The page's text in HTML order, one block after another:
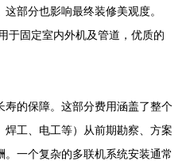
部分也影响最终装修美观度。
用于固定室内外机及管道，优质的
的保障。这部分费用涵盖了整个
工、电工等）从前期勘察、方案
一个复杂的多联机系统安装通常